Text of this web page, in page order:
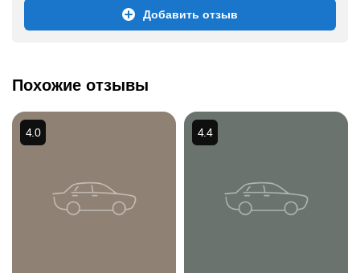
Добавить отзыв
Похожие отзывы
4.0 4.4